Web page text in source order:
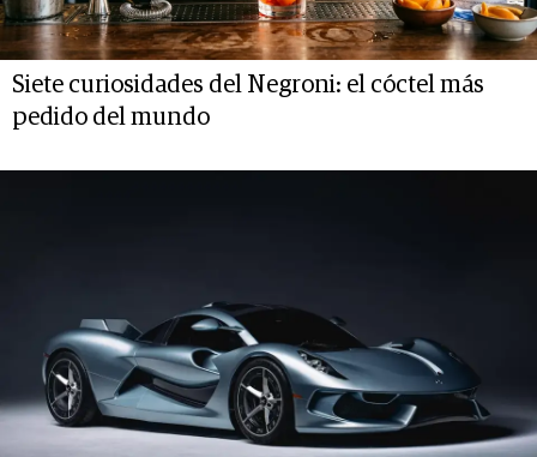
Siete curiosidades del Negroni: el cóctel más
pedido del mundo